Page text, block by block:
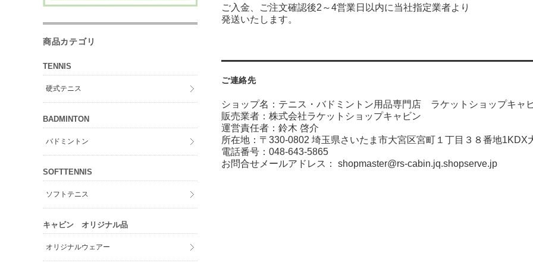
ご入金、ご注文確認後2～4営業日以内に当社指定業者より
発送いたします。
ご連絡先
ショップ名：テニス・バドミントン用品専門店 ラケットショップキャ
販売業者：株式会社ラケットショップキャビン
運営責任者：鈴木 啓介
所在地：〒330-0802 埼玉県さいたま市大宮区宮町１丁目３８番地1KDX
電話番号：048-643-5865
お問合せメールアドレス： shopmaster@rs-cabin.jq.shopserve.jp
商品カテゴリ
TENNIS
硬式テニス
BADMINTON
バドミントン
SOFTTENNIS
ソフトテニス
キャビン オリジナル品
オリジナルウェアー